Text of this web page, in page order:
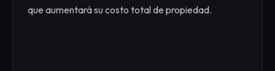
que aumentará su costo total de propiedad.